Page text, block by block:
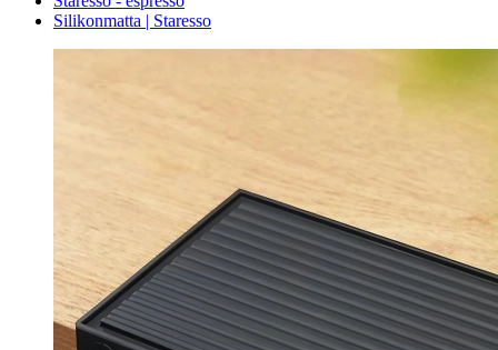
Silikonmatta | Staresso